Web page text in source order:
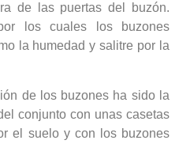
de las puertas del buzón.
los cuales los buzones
la humedad y salitre por la
de los buzones ha sido la
conjunto con unas casetas
el suelo y con los buzones